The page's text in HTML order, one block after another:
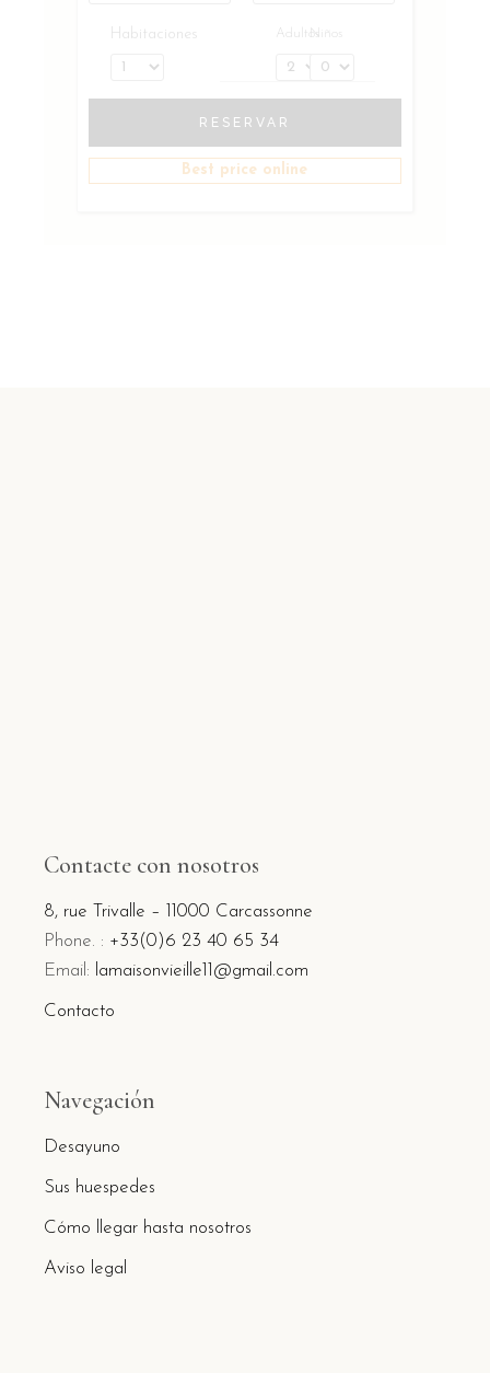
Habitaciones Adultos
RESERVAR
Best price online
Contacte con nosotros
8, rue Trivalle – 11000 Carcassonne
Phone. : +33(0)6 23 40 65 34
Email: lamaisonvieille11@gmail.com
Contacto
Navegación
Desayuno
Sus huespedes
Cómo llegar hasta nosotros
Aviso legal